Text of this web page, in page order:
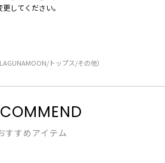
してください。
トップス/その他）
すすめアイテム